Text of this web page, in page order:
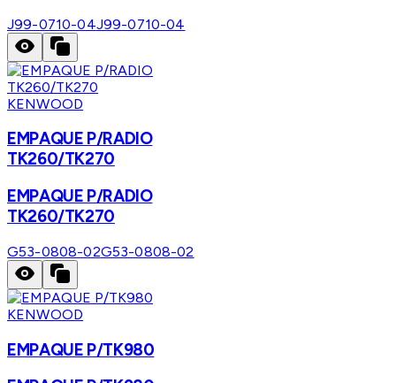
J99-0710-04J99-0710-04
KENWOOD
EMPAQUE P/RADIO
TK260/TK270
EMPAQUE P/RADIO
TK260/TK270
G53-0808-02G53-0808-02
KENWOOD
EMPAQUE P/TK980